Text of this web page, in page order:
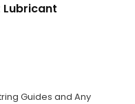
Lubricant
Guides and Any